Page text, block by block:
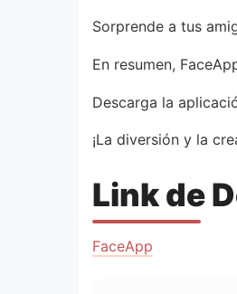
Sorprende a tus
En resumen,
Descarga la
¡La diversión y la
Link de
FaceApp